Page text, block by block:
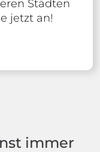
Städten
jetzt an!
immer